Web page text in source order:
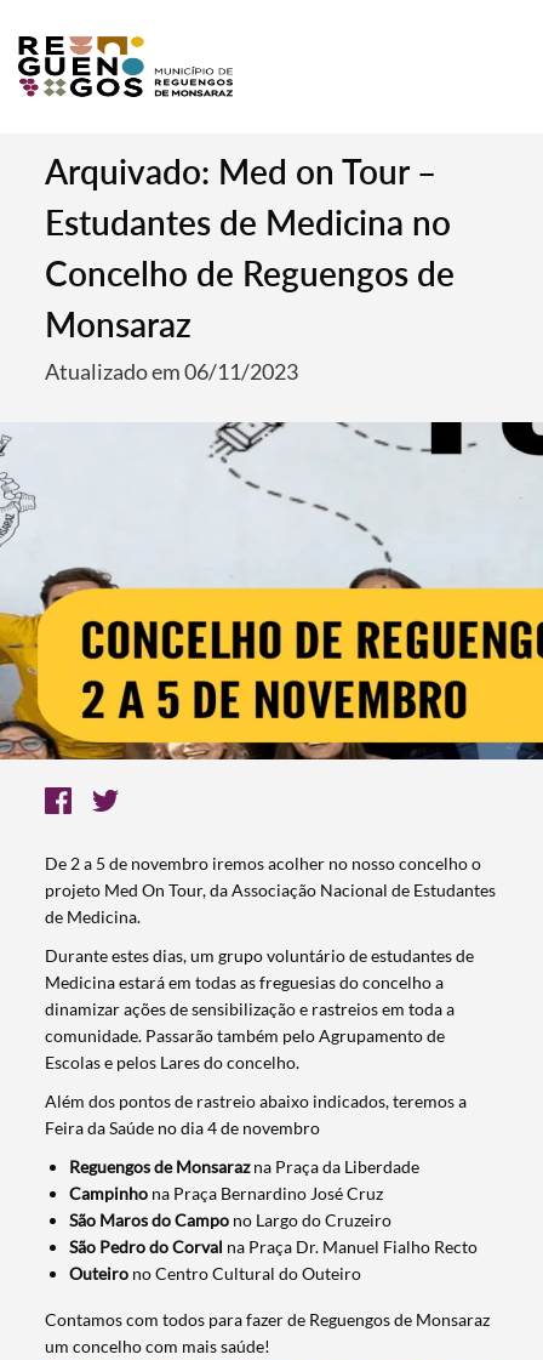
Arquivado: Med on Tour –
Estudantes de Medicina no
Concelho de Reguengos de
Monsaraz
Atualizado em 06/11/2023
De 2 a 5 de novembro iremos acolher no nosso concelho o
projeto Med On Tour, da Associação Nacional de Estudantes
de Medicina.
Durante estes dias, um grupo voluntário de estudantes de
Medicina estará em todas as freguesias do concelho a
dinamizar ações de sensibilização e rastreios em toda a
comunidade. Passarão também pelo Agrupamento de
Escolas e pelos Lares do concelho.
Além dos pontos de rastreio abaixo indicados, teremos a
Feira da Saúde no dia 4 de novembro
Reguengos de Monsarazna Praça da Liberdade
Campinho na Praça Bernardino José Cruz
São Maros do Campo no Largo do Cruzeiro
São Pedro do Corval na Praça Dr. Manuel Fialho Recto
Outeiro no Centro Cultural do Outeiro
Contamos com todos para fazer de Reguengos de Monsaraz
um concelho com mais saúde!